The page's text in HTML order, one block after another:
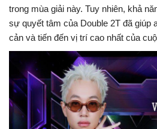
trong mùa giải này. Tuy nhiên, khả
sự quyết tâm của Double 2T đã giúp
cản và tiến đến vị trí cao nhất của